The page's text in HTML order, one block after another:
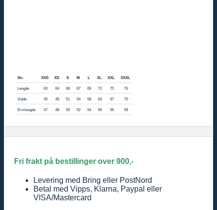
Str. XXS XS S M L XL XXL XXXL
Lengde 63 64 66 67 69 72 75 76
Vidde 45 49 51 54 58 63 67 70
Ermlengde 47 48 50 52 54 56 56 59
Fri frakt på bestillinger over 900,-
Levering med Bring eller PostNord
Betal med Vipps, Klarna, Paypal eller
VISA/Mastercard